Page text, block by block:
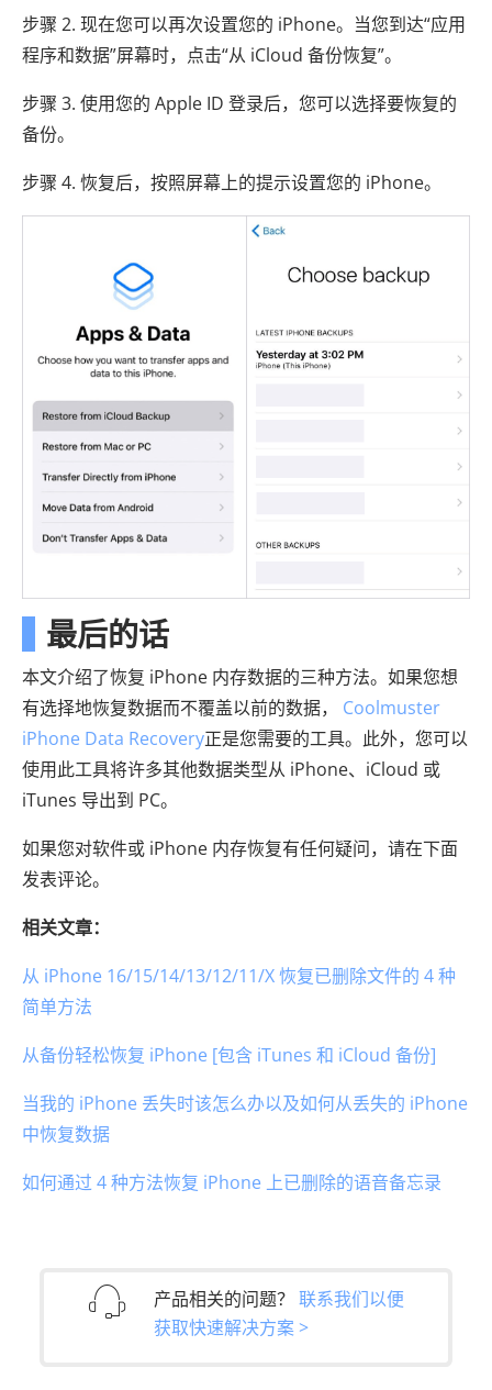
步骤 2. 现在您可以再次设置您的 iPhone。当您到达“应用
程序和数据”屏幕时，点击“从 iCloud 备份恢复”。
步骤 3. 使用您的 Apple ID 登录后，您可以选择要恢复的
备份。
步骤 4. 恢复后，按照屏幕上的提示设置您的 iPhone。
最后的话
本文介绍了恢复 iPhone 内存数据的三种方法。如果您想
有选择地恢复数据而不覆盖以前的数据， Coolmuster
iPhone Data Recovery正是您需要的工具。此外，您可以
使用此工具将许多其他数据类型从 iPhone、iCloud 或
iTunes 导出到 PC。
如果您对软件或 iPhone 内存恢复有任何疑问，请在下面
发表评论。
相关文章：
从 iPhone 16/15/14/13/12/11/X 恢复已删除文件的 4 种
简单方法
从备份轻松恢复 iPhone [包含 iTunes 和 iCloud 备份]
当我的 iPhone 丢失时该怎么办以及如何从丢失的 iPhone
中恢复数据
如何通过 4 种方法恢复 iPhone 上已删除的语音备忘录
产品相关的问题？ 联系我们以便
获取快速解决方案 >